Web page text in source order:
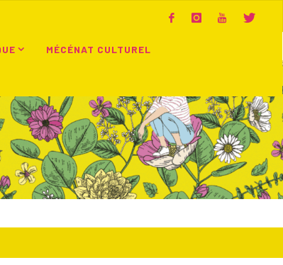
MÉCÉNAT CULTUREL